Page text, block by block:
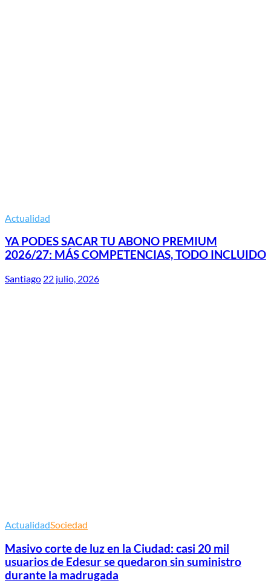
Actualidad
YA PODES SACAR TU ABONO PREMIUM
2026/27: MÁS COMPETENCIAS, TODO INCLUIDO
Santiago 22 julio, 2026
ActualidadSociedad
Masivo corte de luz en la Ciudad: casi 20 mil
usuarios de Edesur se quedaron sin suministro
durante la madrugada